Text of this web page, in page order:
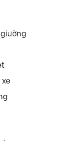
xe